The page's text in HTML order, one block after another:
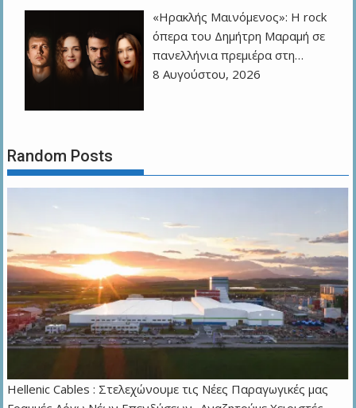
«Ηρακλής Μαινόμενος»: H rock
όπερα του Δημήτρη Μαραμή σε
πανελλήνια πρεμιέρα στη…
8 Αυγούστου, 2026
Random Posts
Hellenic Cables : Στελεχώνουμε τις Νέες Παραγωγικές μας